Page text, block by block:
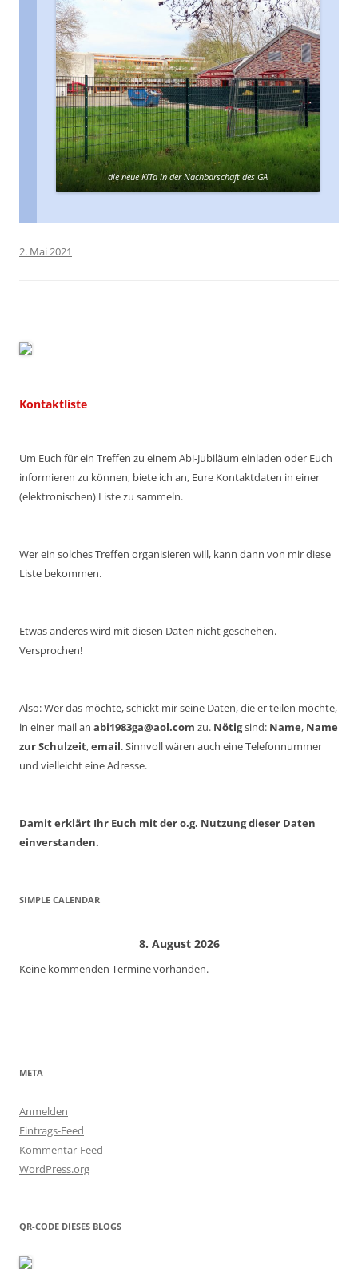
die neue KiTa in der Nachbarschaft des GA
2. Mai 2021
Kontaktliste
Um Euch für ein Treffen zu einem Abi-Jubiläum einladen oder Euch
informieren zu können, biete ich an, Eure Kontaktdaten in einer
(elektronischen) Liste zu sammeln.
Wer ein solches Treffen organisieren will, kann dann von mir diese
Liste bekommen.
Etwas anderes wird mit diesen Daten nicht geschehen.
Versprochen!
Also: Wer das möchte, schickt mir seine Daten, die er teilen möchte,
in einer mail an abi1983ga@aol.com zu. Nötigsind: Name, Name
zur Schulzeit,email. Sinnvoll wären auch eine Telefonnummer
und vielleicht eine Adresse.
Damit erklärt Ihr Euch mit der o.g. Nutzung dieser Daten
einverstanden.
SIMPLE CALENDAR
8. August 2026
Keine kommenden Termine vorhanden.
META
Anmelden
Eintrags-Feed
Kommentar-Feed
WordPress.org
QR-CODE DIESES BLOGS